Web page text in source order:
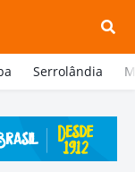
Serrolândia